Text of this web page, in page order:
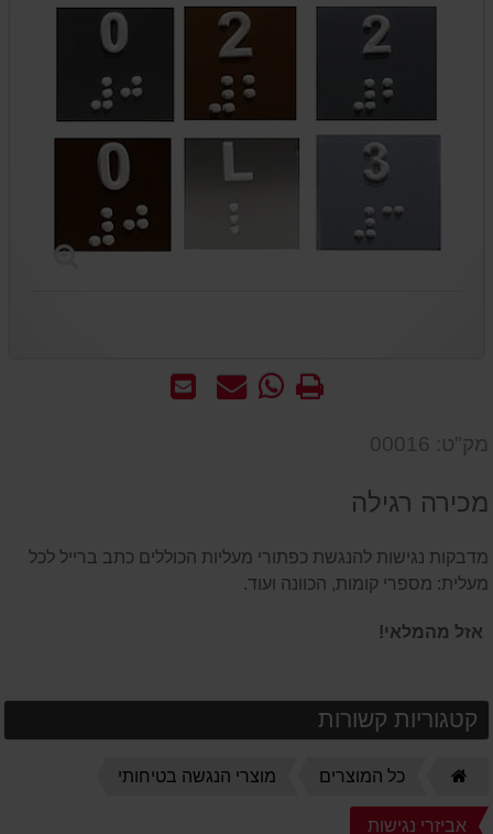
שלח
שאל WhatsApp
מק"ט: 00016
מכירה רגילה
מדבקות נגישות להנגשת כפתורי מעליות הכוללים כתב ברייל לכל
מעלית: מספרי קומות, הכוונה ועוד.
אזל מהמלאי!
קטגוריות קשורות
כל המוצרים מוצרי הנגשה בטיחותי
אביזרי נגישות